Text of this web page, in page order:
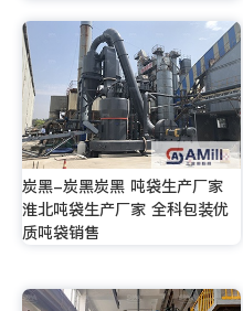
炭黑-炭黑炭黑 吨袋生产厂家
淮北吨袋生产厂家 全科包装优
质吨袋销售